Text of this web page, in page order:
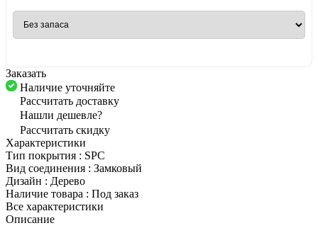
Заказать
Наличие уточняйте
Рассчитать доставку
Нашли дешевле?
Рассчитать скидку
Характеристики
Тип покрытия : SPC
Вид соединения : Замковый
Дизайн : Дерево
Наличие товара : Под заказ
Все характеристики
Описание